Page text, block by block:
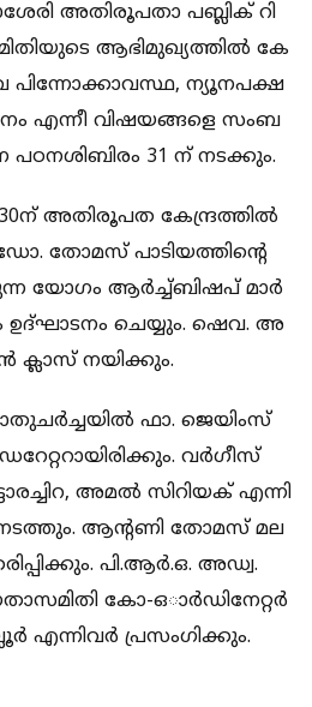
അ​​​തി​​​രൂ​​​പ​​​താ പ​​​ബ്ലി​​​ക് റി​​​
ആ​​​ഭി​​​മു​​​ഖ്യ​​​ത്തി​​​ല്‍ കേ​​​
ന്യൂ​​​ന​​​പ​​​ക്ഷ
എ​​​ന്നീ വി​​​ഷ​​​യ​​​ങ്ങ​​​ളെ സം​​​ബ​​​
പ​​​ഠ​​​ന​​​ശി​​​ബി​​​രം 31 ന് ​​ന​​ട​​ക്കും.
​​​അ​​​തി​​​രൂ​​​പ​​​ത കേ​​​ന്ദ്ര​​​ത്തി​​​ല്‍
​​​തോ​​​മ​​​സ് പാ​​​ടി​​​യ​​​ത്തി​​​ന്‍റെ
യോ​​​ഗം ആ​​​ര്‍ച്ച്​​​ബി​​​ഷ​​​പ് മാ​​​ര്‍
ചെ​​​യ്യും. ഷെ​​​വ. അ​​​
ക്ലാ​​​സ് ന​​​യി​​​ക്കും.
ഫാ. ​​​ജെ​​​യിം​​​സ്
വ​​​ര്‍ഗീ​​സ്
അ​​​മ​​​ല്‍ സി​​​റി​​​യ​​​ക് എ​​​ന്നി​​​
ആ​​​ന്‍റ​​ണി തോ​​​മ​​​സ് മ​​​ല​​​
പി.​​​ആ​​​ര്‍.​​​ഒ. അ​​​ഡ്വ.
കോ-ഒാ​​​ര്‍ഡി​​​നേ​​​റ്റ​​​ര്‍
എ​​​ന്നി​​​വ​​​ര്‍ പ്ര​​​സം​​​ഗി​​​ക്കും.